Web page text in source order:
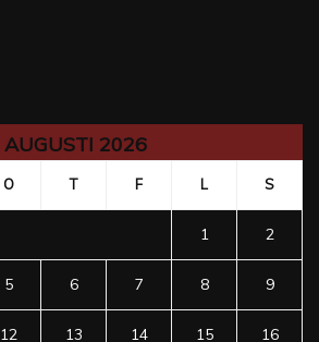
AUGUSTI 2026
O T F L S
1 2
5 6 7 8 9
12 13 14 15 16